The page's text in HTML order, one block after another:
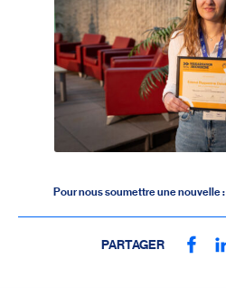
Pour nous soumettre une nouvelle :
PARTAGER